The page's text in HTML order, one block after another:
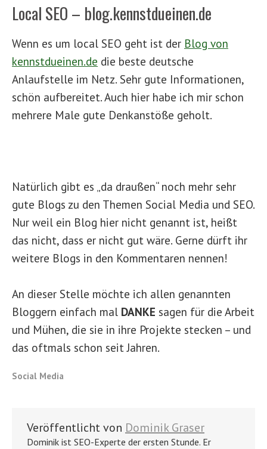
Local SEO – blog.kennstdueinen.de
Wenn es um local SEO geht ist der Blog von
kennstdueinen.de die beste deutsche
Anlaufstelle im Netz. Sehr gute Informationen,
schön aufbereitet. Auch hier habe ich mir schon
mehrere Male gute Denkanstöße geholt.
Natürlich gibt es „da draußen“ noch mehr sehr
gute Blogs zu den Themen Social Media und SEO.
Nur weil ein Blog hier nicht genannt ist, heißt
das nicht, dass er nicht gut wäre. Gerne dürft ihr
weitere Blogs in den Kommentaren nennen!
An dieser Stelle möchte ich allen genannten
Bloggern einfach mal DANKE sagen für die Arbeit
und Mühen, die sie in ihre Projekte stecken – und
das oftmals schon seit Jahren.
Social Media
Veröffentlicht von Dominik Graser
Dominik ist SEO-Experte der ersten Stunde. Er